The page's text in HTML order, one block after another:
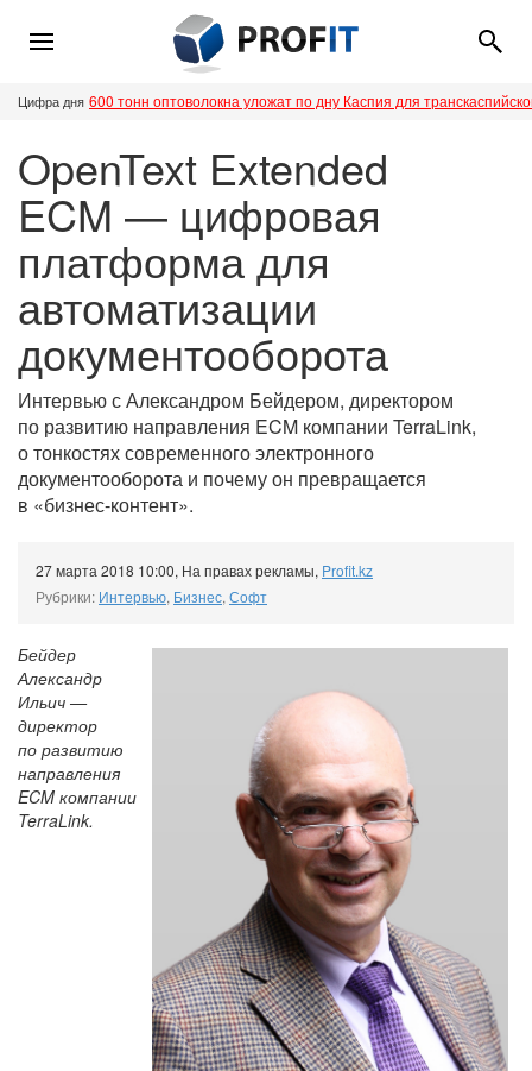
Цифра дня 600 тонн оптоволокна уложат по дну Каспия для
OpenText Extended
ECM — цифровая
платформа для
автоматизации
документооборота
Интервью с Александром Бейдером, директором
по развитию направления ECM компании TerraLink,
о тонкостях современного электронного
документооборота и почему он превращается
в «бизнес-контент».
27 марта 2018 10:00, На правах рекламы, Profit.kz
Рубрики: Интервью, Бизнес, Софт
Бейдер
Александр
Ильич —
директор
по развитию
направления
ECM компании
TerraLink.